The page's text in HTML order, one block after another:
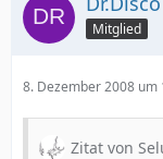
Mitglied
8. Dezember 2008 um
Zitat von